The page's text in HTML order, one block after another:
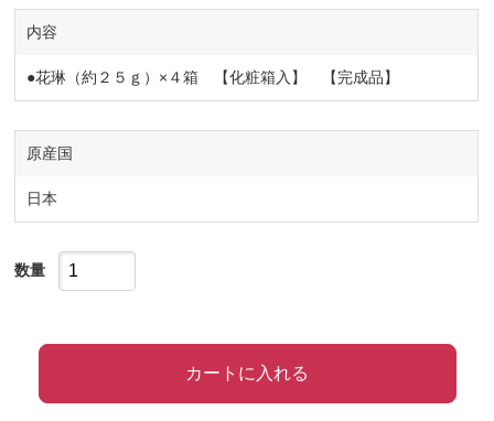
内容
●花琳（約２５ｇ）×４箱 【化粧箱入】 【完成品】
原産国
日本
数量
カートに入れる